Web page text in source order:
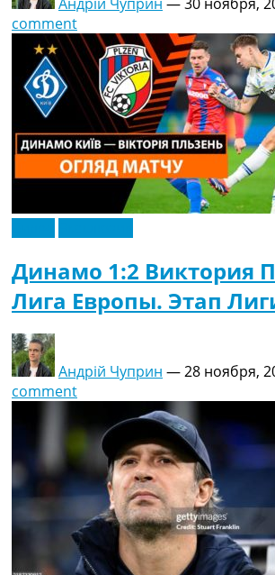
comment
Динамо 1:2 Виктория
Лига Европы. Этап
Андрій Чуприн —28 ноября,
comment